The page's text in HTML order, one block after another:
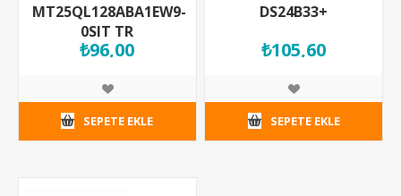
MT25QL128ABA1EW9-
0SIT TR
₺96,00
SEPETE EKLE
DS24B33+
₺105,60
SEPETE EKLE